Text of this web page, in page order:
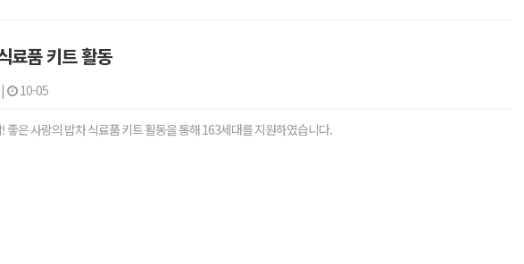
료품 키트 활동
| 10-05
좋은 사랑의 밥차 식료품 키트 활동을 통해 163세대를 지원하였습니다.